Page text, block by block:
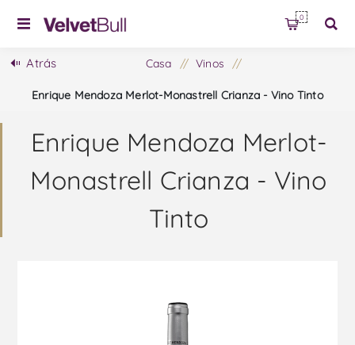
0
Atrás Casa / Vinos /
Enrique Mendoza Merlot-Monastrell Crianza - Vino Tinto
Enrique Mendoza Merlot-
Monastrell Crianza - Vino
Tinto